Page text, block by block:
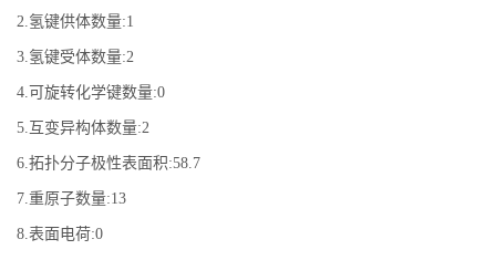
2.氢键供体数量:1
3.氢键受体数量:2
4.可旋转化学键数量:0
5.互变异构体数量:2
6.拓扑分子极性表面积:58.7
7.重原子数量:13
8.表面电荷:0